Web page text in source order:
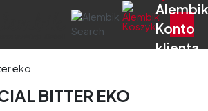
BITTER EKO